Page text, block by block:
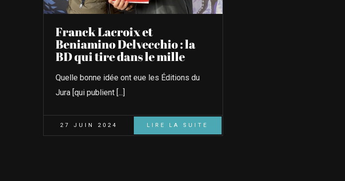
Franck Lacroix et
Beniamino Delvecchio : la
BD qui tire dans le mille
Quelle bonne idée ont eue les Éditions du
Jura [qui publient [...]
27 JUIN 2024 LIRE LA SUITE